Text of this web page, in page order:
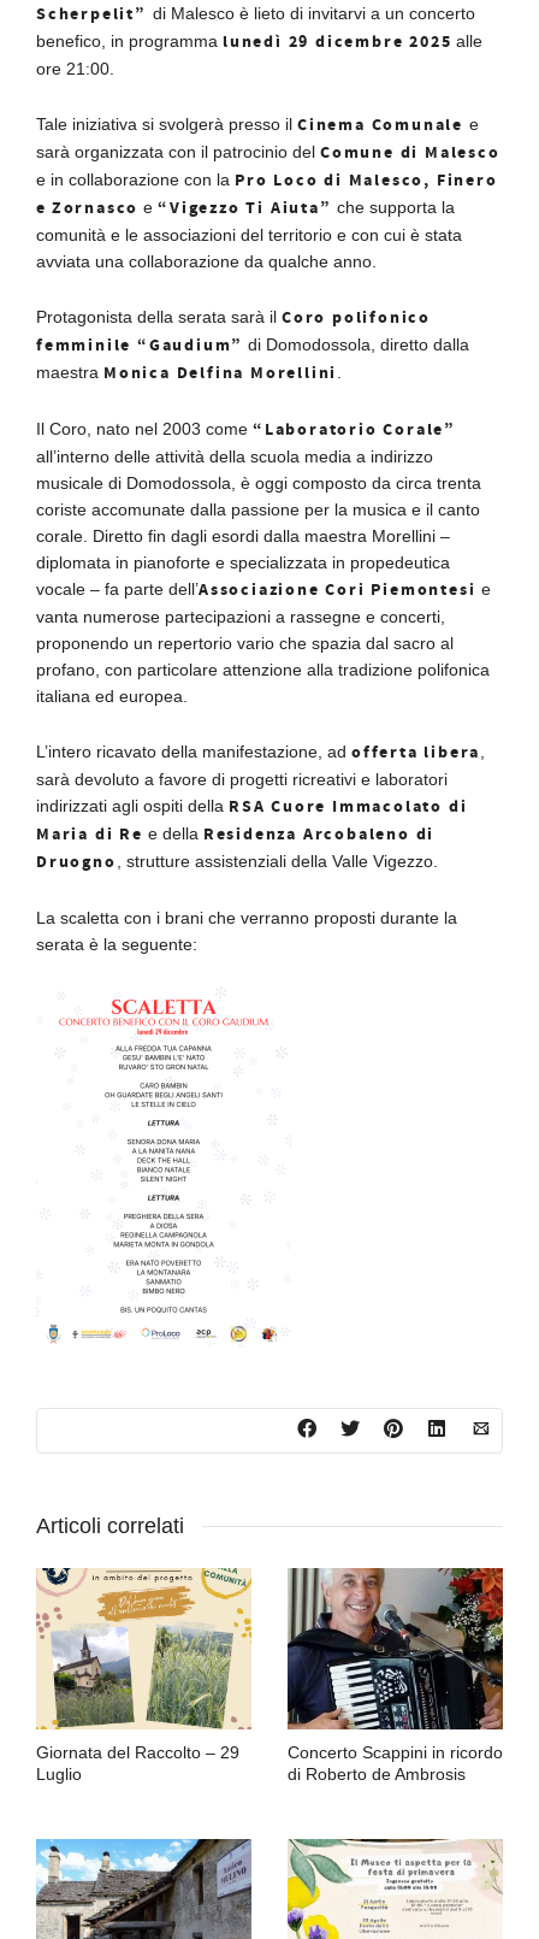
Scherpelit” di Malesco è lieto di invitarvi a un concerto
benefico, in programma lunedì 29 dicembre 2025 alle
ore 21:00.
Tale iniziativa si svolgerà presso il Cinema Comunale e
sarà organizzata con il patrocinio del Comune di Malesco
e in collaborazione con la Pro Loco di Malesco, Finero
e Zornasco e“Vigezzo Ti Aiuta” che supporta la
comunità e le associazioni del territorio e con cui è stata
avviata una collaborazione da qualche anno.
Protagonista della serata sarà il Coro polifonico
femminile “Gaudium” di Domodossola, diretto dalla
maestra Monica Delfina Morellini
Il Coro, nato nel 2003 come “Laboratorio Corale”
all’interno delle attività della scuola media a indirizzo
musicale di Domodossola, è oggi composto da circa trenta
coriste accomunate dalla passione per la musica e il canto
corale. Diretto fin dagli esordi dalla maestra Morellini –
diplomata in pianoforte e specializzata in propedeutica
vocale – fa parte dell’Associazione Cori Piemontesie
vanta numerose partecipazioni a rassegne e concerti,
proponendo un repertorio vario che spazia dal sacro al
profano, con particolare attenzione alla tradizione polifonica
italiana ed europea.
L’intero ricavato della manifestazione, ad offerta libera
sarà devoluto a favore di progetti ricreativi e laboratori
indirizzati agli ospiti della RSA Cuore Immacolato di
Maria di Re e della Residenza Arcobaleno di
Druogno
, strutture assistenziali della Valle Vigezzo.
La scaletta con i brani che verranno proposti durante la
serata è la seguente:
Articoli correlati
Giornata del Raccolto – 29
Luglio
Concerto Scappini in ricordo
di Roberto de Ambrosis